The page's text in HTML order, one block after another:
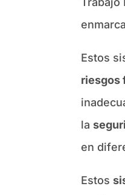
Estos
riesgos
la
en
Estos